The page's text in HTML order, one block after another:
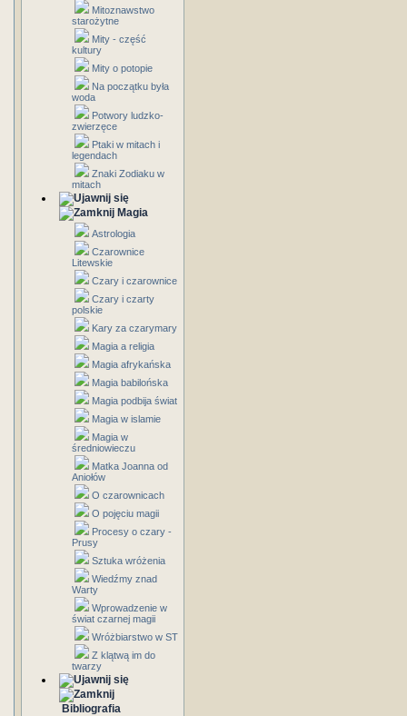
Mitoznawstwo
starożytne
Mity - część
kultury
Mity o potopie
Na początku była
woda
Potwory ludzko-
zwierzęce
Ptaki w mitach i
legendach
Znaki Zodiaku w
mitach
Magia
Astrologia
Czarownice
Litewskie
Czary i czarownice
Czary i czarty
polskie
Kary za czarymary
Magia a religia
Magia afrykańska
Magia babilońska
Magia podbija świat
Magia w islamie
Magia w
średniowieczu
Matka Joanna od
Aniołów
O czarownicach
O pojęciu magii
Procesy o czary -
Prusy
Sztuka wróżenia
Wiedźmy znad
Warty
Wprowadzenie w
świat czarnej magii
Wróżbiarstwo w ST
Z klątwą im do
twarzy
Bibliografia